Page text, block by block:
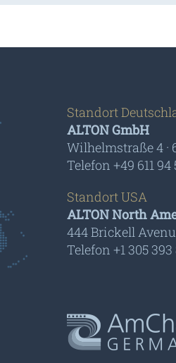
Standort
ALTON GmbH
Wilhelmstraße 4 ·
Telefon +49 611 94
Standort USA
ALTON North
444 Brickell
Telefon +1 305 393